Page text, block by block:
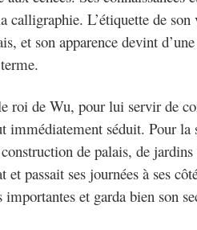
calligraphie. L’étiquette de son
et son apparence devint
roi de Wu, pour lui servir de
immédiatement séduit. Pour la
de palais, de
passait ses journées à ses
et garda bien son